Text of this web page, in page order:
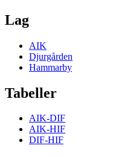
Lag
AIK
Djurgården
Hammarby
Tabeller
AIK-DIF
AIK-HIF
DIF-HIF